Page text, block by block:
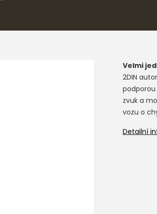
Velmi
2DIN
podporou
zvuk a
vozu o
Detailní